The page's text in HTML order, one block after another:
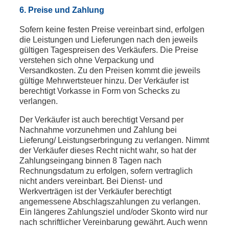
6. Preise und Zahlung
Sofern keine festen Preise vereinbart sind, erfolgen
die Leistungen und Lieferungen nach den jeweils
gültigen Tagespreisen des Verkäufers. Die Preise
verstehen sich ohne Verpackung und
Versandkosten. Zu den Preisen kommt die jeweils
gültige Mehrwertsteuer hinzu. Der Verkäufer ist
berechtigt Vorkasse in Form von Schecks zu
verlangen.
Der Verkäufer ist auch berechtigt Versand per
Nachnahme vorzunehmen und Zahlung bei
Lieferung/ Leistungserbringung zu verlangen. Nimmt
der Verkäufer dieses Recht nicht wahr, so hat der
Zahlungseingang binnen 8 Tagen nach
Rechnungsdatum zu erfolgen, sofern vertraglich
nicht anders vereinbart. Bei Dienst- und
Werkverträgen ist der Verkäufer berechtigt
angemessene Abschlagszahlungen zu verlangen.
Ein längeres Zahlungsziel und/oder Skonto wird nur
nach schriftlicher Vereinbarung gewährt. Auch wenn